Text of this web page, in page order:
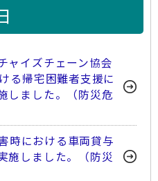
ャイズチェーン協会
る帰宅困難者支援に
しました。（防災危
時における車両貸与
施しました。（防災